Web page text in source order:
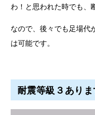
わ！と思われた時でも、
なので、後々でも足場代
は可能です。
耐震等級３ありま